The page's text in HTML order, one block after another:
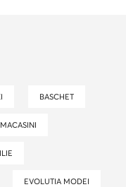
BASCHET
MACASINI
EVOLUTIA MODEI